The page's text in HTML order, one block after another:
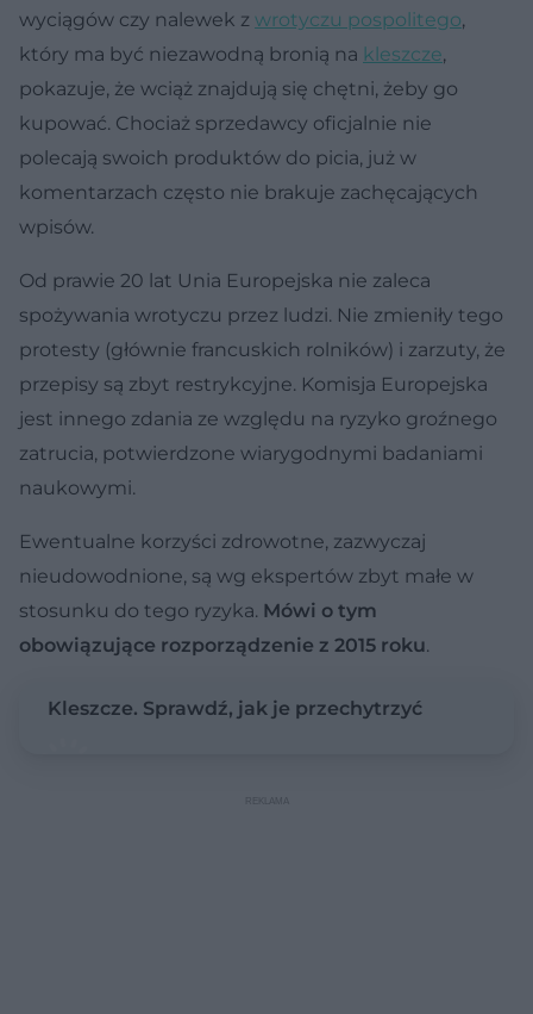
wyciągów czy nalewek z wrotyczu pospolitego,
który ma być niezawodną bronią na kleszcze,
pokazuje, że wciąż znajdują się chętni, żeby go
kupować. Chociaż sprzedawcy oficjalnie nie
polecają swoich produktów do picia, już w
komentarzach często nie brakuje zachęcających
wpisów.
Od prawie 20 lat Unia Europejska nie zaleca
spożywania wrotyczu przez ludzi. Nie zmieniły tego
protesty (głównie francuskich rolników) i zarzuty, że
przepisy są zbyt restrykcyjne. Komisja Europejska
jest innego zdania ze względu na ryzyko groźnego
zatrucia, potwierdzone wiarygodnymi badaniami
naukowymi.
Ewentualne korzyści zdrowotne, zazwyczaj
nieudowodnione, są wg ekspertów zbyt małe w
stosunku do tego ryzyka. Mówi o tym
obowiązujące rozporządzenie z 2015 roku.
Kleszcze. Sprawdź, jak je przechytrzyć